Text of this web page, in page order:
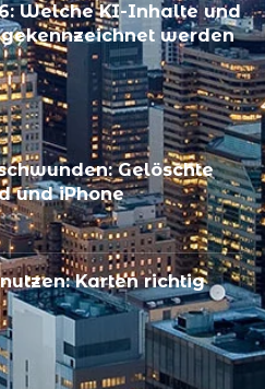
Welche KI-Inhalte und
werden
Gelöschte
und iPhone
Karten richtig